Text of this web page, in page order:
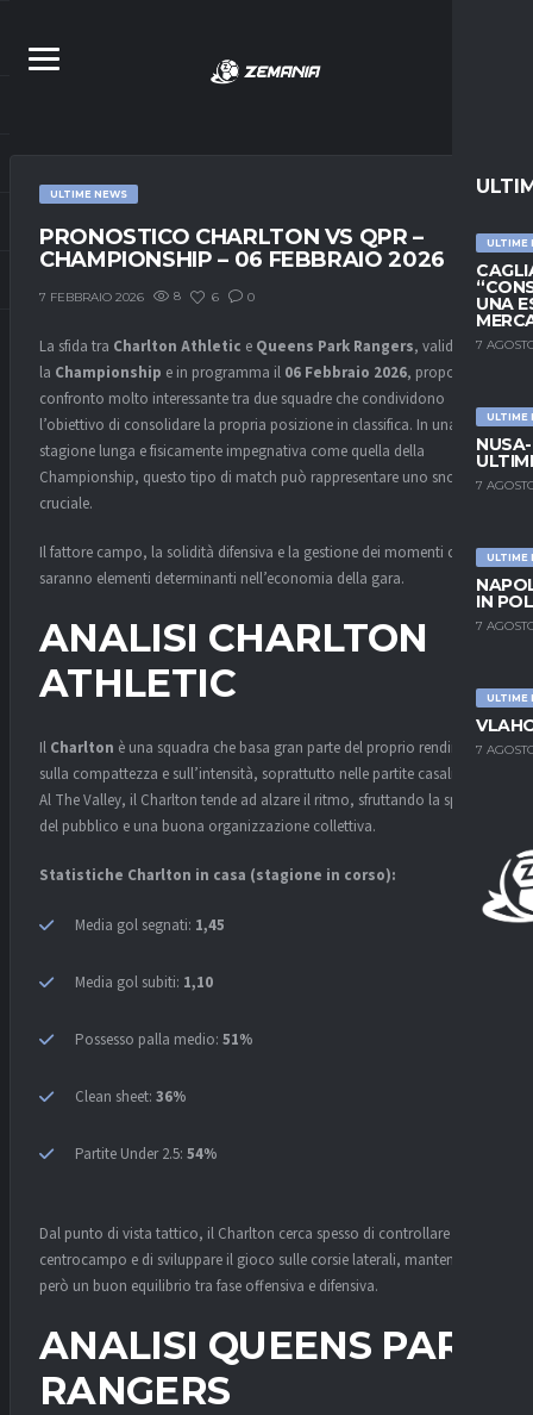
ULTIME
UNA
7
ULTIME
7
ULTIME
IN
7
ULTIME
7
ULTIME NEWS
PRONOSTICO CHARLTON VS QPR –
CHAMPIONSHIP – 06 FEBBRAIO 2026
7 FEBBRAIO 2026 8 6 0
La sfida tra Charlton Athletic e Queens Park Rangers, valida per
la Championship e in programma il 06 Febbraio 2026, propone un
confronto molto interessante tra due squadre che condividono
l’obiettivo di consolidare la propria posizione in classifica. In una
stagione lunga e fisicamente impegnativa come quella della
Championship, questo tipo di match può rappresentare uno snodo
cruciale.
Il fattore campo, la solidità difensiva e la gestione dei momenti chiave
saranno elementi determinanti nell’economia della gara.
ANALISI CHARLTON
ATHLETIC
Il Charlton è una squadra che basa gran parte del proprio rendimento
sulla compattezza e sull’intensità, soprattutto nelle partite casalinghe.
Al The Valley, il Charlton tende ad alzare il ritmo, sfruttando la spinta
del pubblico e una buona organizzazione collettiva.
Statistiche Charlton in casa (stagione in corso):
Media gol segnati: 1,45
Media gol subiti: 1,10
Possesso palla medio: 51%
Clean sheet: 36%
Partite Under 2.5: 54%
Dal punto di vista tattico, il Charlton cerca spesso di controllare il
centrocampo e di sviluppare il gioco sulle corsie laterali, mantenendo
però un buon equilibrio tra fase offensiva e difensiva.
ANALISI QUEENS PARK
RANGERS